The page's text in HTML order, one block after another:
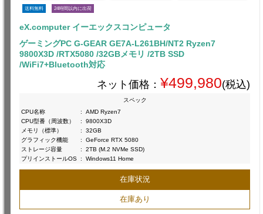
送料無料 24時間以内に出荷
eX.computer イーエックスコンピュータ
ゲーミングPC G-GEAR GE7A-L261BH/NT2 Ryzen7
9800X3D /RTX5080 /32GBメモリ /2TB SSD
/WiFi7+Bluetooth対応
ネット価格： ¥499,980(税込)
スペック
CPU名称
:
AMD Ryzen7
CPU型番（周波数）
:
9800X3D
メモリ（標準）
:
32GB
グラフィック機能
:
GeForce RTX 5080
ストレージ容量
:
2TB (M.2 NVMe SSD)
プリインストールOS : Windows11 Home
在庫状況
在庫あり